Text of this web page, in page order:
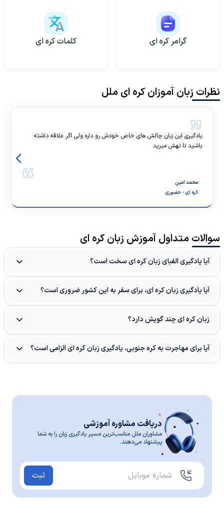
گرامر کره ای کلمات کره ای
نظرات زبان آموزان کره ای ملل
یادگیری این زبان چالش های خاص خودش رو داره ولی اگر علاقه داشته
باشید تا تهش میرید.
محمد امین
کره ای - حضوری
سوالات متداول آموزش زبان کره ای
آیا یادگیری الفبای زبان کره ای سخت است؟
آیا یادگیری زبان کره ای، برای سفر به این کشور ضروری است؟
زبان کره ای چند گویش دارد؟
آیا برای مهاجرت به کره جنوبی، یادگیری زبان کره ای الزامی است؟
دریافت مشاوره آموزشی
مشاوران ملل مناسب‌ترین مسیر یادگیری زبان را به شما
پیشنهاد می‌دهند.
ثبت